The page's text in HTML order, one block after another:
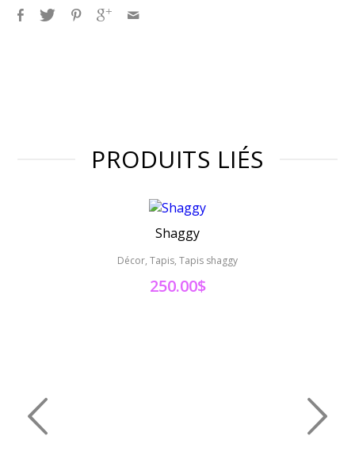
PRODUITS LIÉS
Shaggy
Décor, Tapis, Tapis shaggy
250.00$